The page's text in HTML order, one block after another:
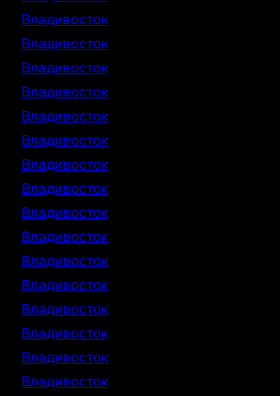
Владивосток
Владивосток
Владивосток
Владивосток
Владивосток
Владивосток
Владивосток
Владивосток
Владивосток
Владивосток
Владивосток
Владивосток
Владивосток
Владивосток
Владивосток
Владивосток